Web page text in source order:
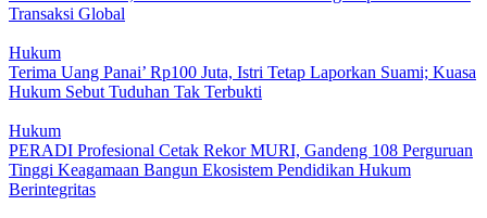
Transaksi Global
Hukum
Terima Uang Panai’ Rp100 Juta, Istri Tetap Laporkan Suami; Kuasa
Hukum Sebut Tuduhan Tak Terbukti
Hukum
PERADI Profesional Cetak Rekor MURI, Gandeng 108 Perguruan
Tinggi Keagamaan Bangun Ekosistem Pendidikan Hukum
Berintegritas